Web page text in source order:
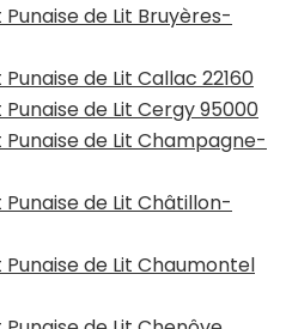
de Lit Bruyères-
de Lit Callac 22160
de Lit Cergy 95000
de Lit Champagne-
de Lit Châtillon-
de Lit Chaumontel